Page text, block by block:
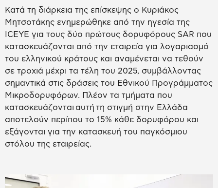
Κατά τη διάρκεια της επίσκεψης ο Κυριάκος
Μητσοτάκης ενημερώθηκε από την ηγεσία της
ICEYE για τους δύο πρώτους δορυφόρους SAR που
κατασκευάζονται από την εταιρεία για λογαριασμό
του ελληνικού κράτους και αναμένεται να τεθούν
σε τροχιά μέχρι τα τέλη του 2025, συμβάλλοντας
σημαντικά στις δράσεις του Εθνικού Προγράμματος
Μικροδορυφόρων. Πλέον τα τμήματα που
κατασκευάζονται αυτή τη στιγμή στην Ελλάδα
αποτελούν περίπου το 15% κάθε δορυφόρου και
εξάγονται για την κατασκευή του παγκόσμιου
στόλου της εταιρείας.